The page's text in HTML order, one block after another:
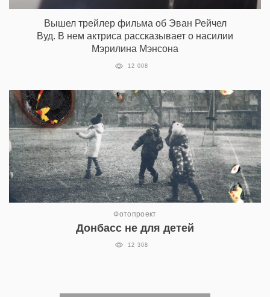
Вышел трейлер фильма об Эван Рейчел
Вуд. В нем актриса рассказывает о насилии
Мэрилина Мэнсона
12 008
Фотопроект
Донбасс не для детей
12 308